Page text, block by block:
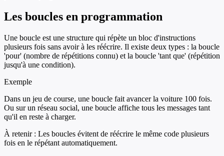
Les boucles en programmation
Une boucle est une structure qui répète un bloc d'instructions
plusieurs fois sans avoir à les réécrire. Il existe deux types : la boucle
'pour' (nombre de répétitions connu) et la boucle 'tant que' (répétition
jusqu'à une condition).
Exemple
Dans un jeu de course, une boucle fait avancer la voiture 100 fois.
Ou sur un réseau social, une boucle affiche tous les messages tant
qu'il en reste à charger.
À retenir : Les boucles évitent de réécrire le même code plusieurs
fois en le répétant automatiquement.